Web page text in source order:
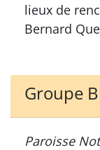
lieux de
Bernard
Groupe
Paroisse